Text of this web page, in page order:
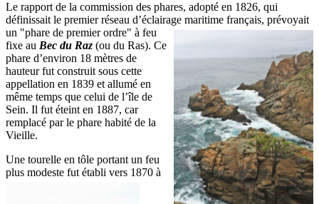
Le rapport de la commission des phares, adopté en 1826, qui
définissait le premier réseau d’éclairage maritime français, prévoyait
un "phare de premier ordre" à feu
fixe au Bec du Raz (ou du Ras). Ce
phare d’environ 18 mètres de
hauteur fut construit sous cette
appellation en 1839 et allumé en
même temps que celui de l’île de
Sein. Il fut éteint en 1887, car
remplacé par le phare habité de la
Vieille.
Une tourelle en tôle portant un feu
plus modeste fut établi vers 1870 à